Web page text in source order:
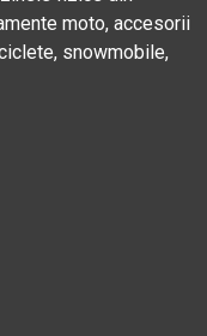
moto, accesorii
snowmobile,